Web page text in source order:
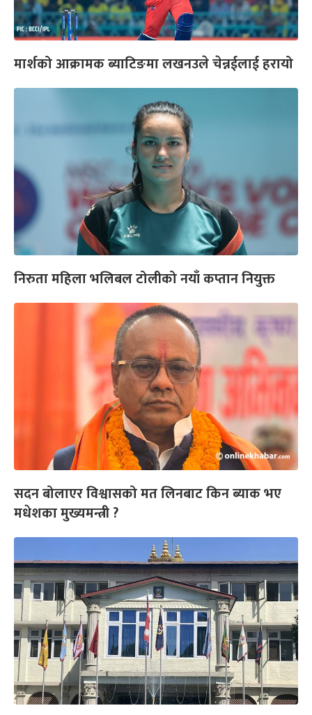
मार्शको आक्रामक ब्याटिङमा लखनउले चेन्नईलाई हरायो
निरुता महिला भलिबल टोलीको नयाँ कप्तान नियुक्त
सदन बोलाएर विश्वासको मत लिनबाट किन ब्याक भए
मधेशका मुख्यमन्त्री ?